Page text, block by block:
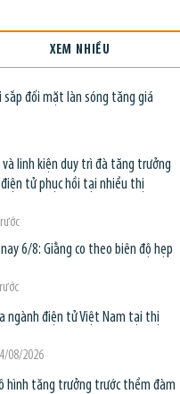
XEM NHIỀU
sắp đối mặt làn sóng tăng giá
linh kiện duy trì đà tăng trưởng
tử phục hồi tại nhiều thị
6/8: Giằng co theo biên độ hẹp
ngành điện tử Việt Nam tại thị
08/2026
hình tăng trưởng trước thềm đàm